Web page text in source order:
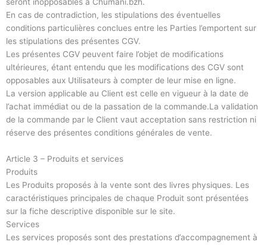
seront inopposables à Chumani.bzh.
En cas de contradiction, les stipulations des éventuelles
conditions particulières conclues entre les Parties l’emportent sur
les stipulations des présentes CGV.
Les présentes CGV peuvent faire l’objet de modifications
ultérieures, étant entendu que les modifications des CGV sont
opposables aux Utilisateurs à compter de leur mise en ligne.
La version applicable au Client est celle en vigueur à la date de
l’achat immédiat ou de la passation de la commande.La validation
de la commande par le Client vaut acceptation sans restriction ni
réserve des présentes conditions générales de vente.
Article 3 – Produits et services
Produits
Les Produits proposés à la vente sont des livres physiques. Les
caractéristiques principales de chaque Produit sont présentées
sur la fiche descriptive disponible sur le site.
Services
Les services proposés sont des prestations d’accompagnement à